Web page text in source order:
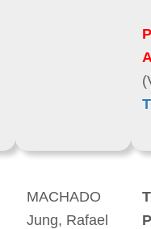
MACHADO
Jung, Rafael